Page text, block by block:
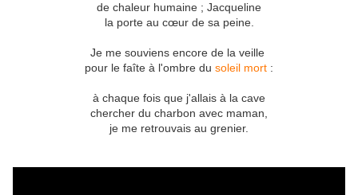
de chaleur humaine ; Jacqueline
la porte au cœur de sa peine.
Je me souviens encore de la veille
pour le faîte à l'ombre du soleil mort :
à chaque fois que j'allais à la cave
chercher du charbon avec maman,
je me retrouvais au grenier.